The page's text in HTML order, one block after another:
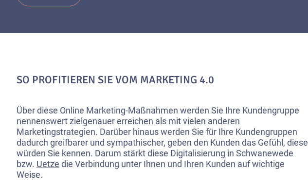
SO PROFITIEREN SIE VOM MARKETING 4.0
Über diese Online Marketing-Maßnahmen werden Sie Ihre Kundengruppe
nennenswert zielgenauer erreichen als mit vielen anderen
Marketingstrategien. Darüber hinaus werden Sie für Ihre Kundengruppen
dadurch greifbarer und sympathischer, geben den Kunden das Gefühl, diese
würden Sie kennen. Darum stärkt diese Digitalisierung in Schwanewede
bzw. Uetze die Verbindung unter Ihnen und Ihren Kunden auf wichtige
Weise.